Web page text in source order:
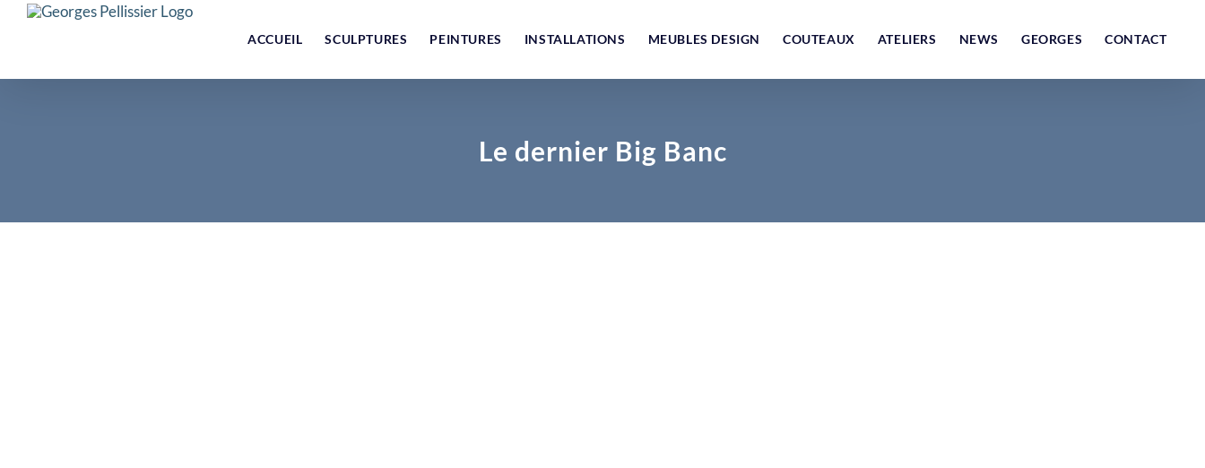
ACCUEIL SCULPTURES PEINTURES INSTALLATIONS MEUBLES DESIGN COUTEAUX ATELIERS NEWS GEORGES CONTACT
Le dernier Big Banc